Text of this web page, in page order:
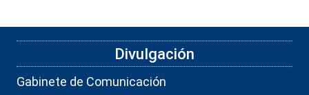
Divulgación
Gabinete de Comunicación